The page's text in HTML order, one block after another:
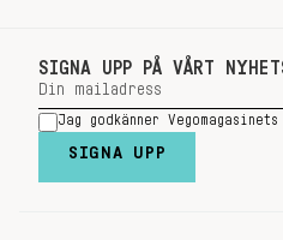
SIGNA UPP PÅ VÅRT
Jag godkänner Vegomagasinets
SIGNA UPP